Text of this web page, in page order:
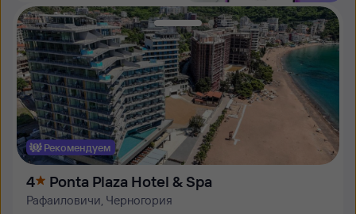
Рекомендуем
4 Ponta Plaza Hotel & Spa
Рафаиловичи, Черногория